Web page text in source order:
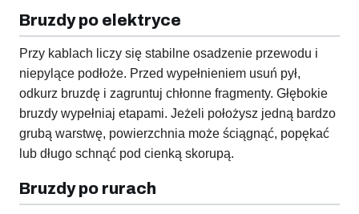
Bruzdy po elektryce
Przy kablach liczy się stabilne osadzenie przewodu i
niepylące podłoże. Przed wypełnieniem usuń pył,
odkurz bruzdę i zagruntuj chłonne fragmenty. Głębokie
bruzdy wypełniaj etapami. Jeżeli położysz jedną bardzo
grubą warstwę, powierzchnia może ściągnąć, popękać
lub długo schnąć pod cienką skorupą.
Bruzdy po rurach